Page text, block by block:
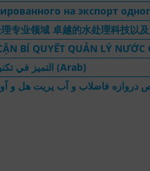
на экспорт
专业领域 卓越的水处理科技以
BÍ QUYẾT QUẢN LÝ
التميز في تكنولوجيا وإدارة الميـاه (Arab)